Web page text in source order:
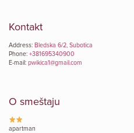
Kontakt
Address: Bledska 6/2, Subotica
Phone: +381695340900
E-mail: pwikica1@gmail.com
O smeštaju
apartman